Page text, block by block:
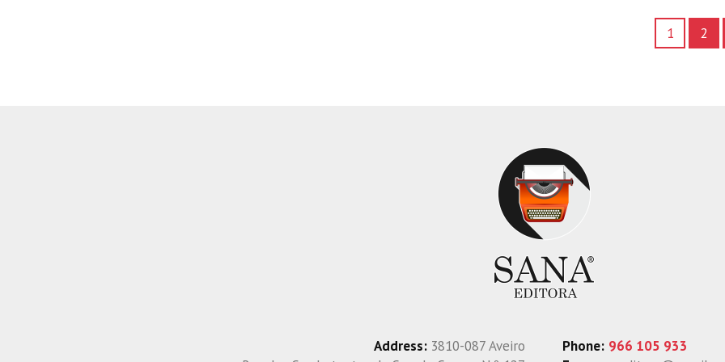
1 2
Phone: 966 105 933
Address: 3810-087 Aveiro